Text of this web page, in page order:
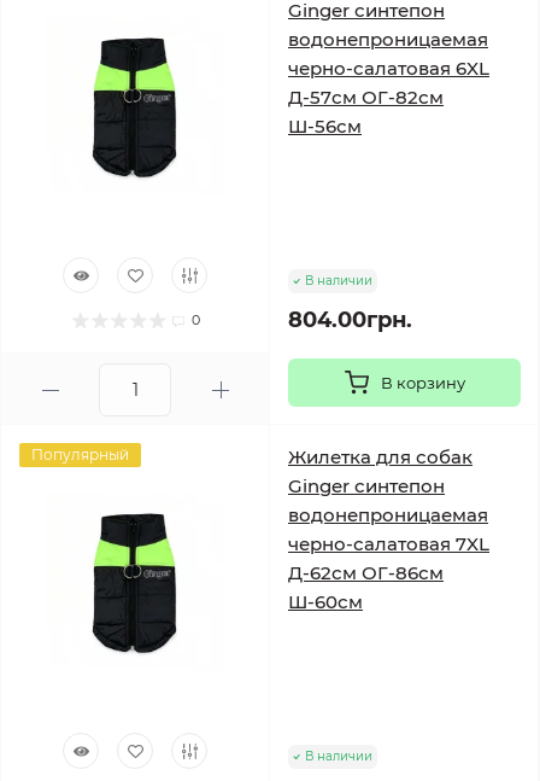
0
Ginger синтепон
водонепроницаемая
черно-салатовая 6XL
Д-57см ОГ-82см
Ш-56см
В наличии
804.00грн.
В корзину
Популярный
Жилетка для собак
Ginger синтепон
водонепроницаемая
черно-салатовая 7XL
Д-62см ОГ-86см
Ш-60см
В наличии